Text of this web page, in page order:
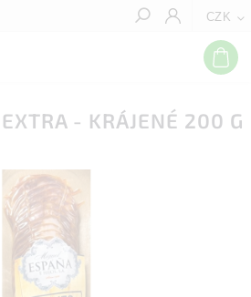
CZK
Hledat
- KRÁJENÉ 200 G